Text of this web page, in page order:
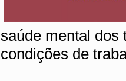
saúde mental dos
condições de